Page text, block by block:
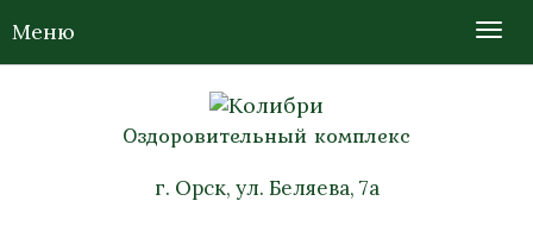
Оздоровительный комплекс
г. Орск, ул. Беляева, 7а
Меню